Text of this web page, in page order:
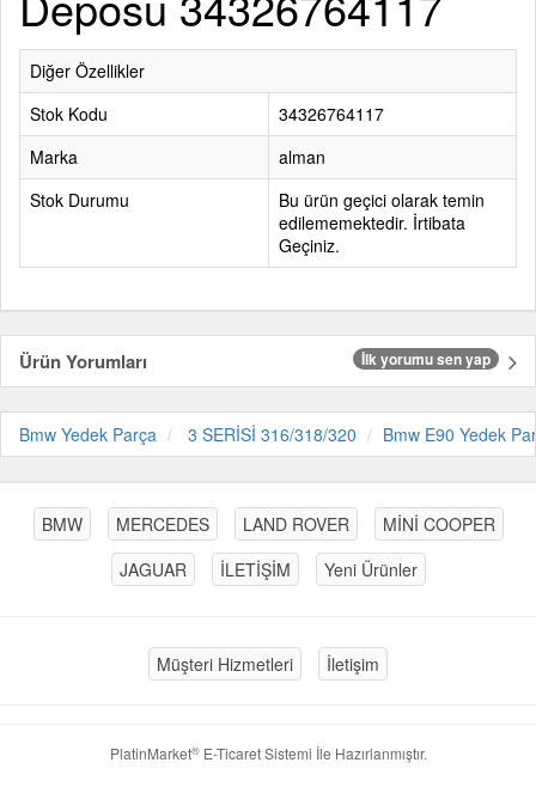
Diğer Özellikler
Stok Kodu
34326764117
Marka
alman
Stok Durumu
Bu ürün geçici olarak temin
edilememektedir. İrtibata
Geçiniz.
Ürün Yorumları İlk yorumu sen yap
Bmw Yedek Parça 3 SERİSİ 316/318/320 Bmw E90 Yedek
BMW MERCEDES LAND ROVER
MİNİ COOPER
JAGUAR
İLETİŞİM Yeni Ürünler
Müşteri Hizmetleri İletişim
PlatinMarket®E-Ticaret Sistemi İle Hazırlanmıştır.